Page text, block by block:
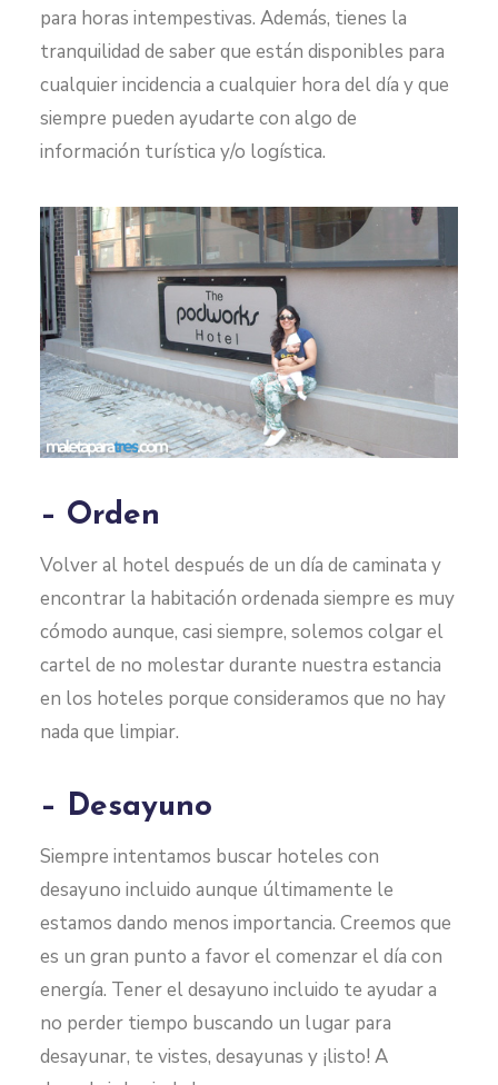
para horas intempestivas. Además, tienes la
tranquilidad de saber que están disponibles para
cualquier incidencia a cualquier hora del día y que
siempre pueden ayudarte con algo de
información turística y/o logística.
– Orden
Volver al hotel después de un día de caminata y
encontrar la habitación ordenada siempre es muy
cómodo aunque, casi siempre, solemos colgar el
cartel de no molestar durante nuestra estancia
en los hoteles porque consideramos que no hay
nada que limpiar.
– Desayuno
Siempre intentamos buscar hoteles con
desayuno incluido aunque últimamente le
estamos dando menos importancia. Creemos que
es un gran punto a favor el comenzar el día con
energía. Tener el desayuno incluido te ayudar a
no perder tiempo buscando un lugar para
desayunar, te vistes, desayunas y ¡listo! A